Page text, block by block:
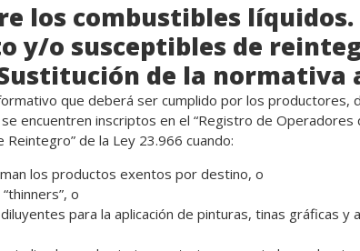
los combustibles
y/o susceptibles de
de la normativa
que deberá ser cumplido por los productores,
encuentren inscriptos en el “Registro de
de la Ley 23.966 cuando:
los productos exentos por destino, o
o
para la aplicación de pinturas, tinas gráficas y